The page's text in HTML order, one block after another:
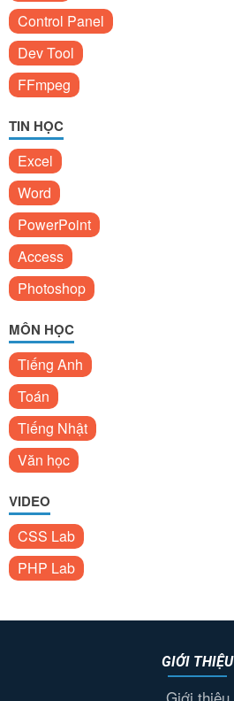
Control Panel
Dev Tool
FFmpeg
TIN HỌC
Excel
Word
PowerPoint
Access
Photoshop
MÔN HỌC
Tiếng Anh
Toán
Tiếng Nhật
Văn học
VIDEO
CSS Lab
PHP Lab
GIỚI THIỆU